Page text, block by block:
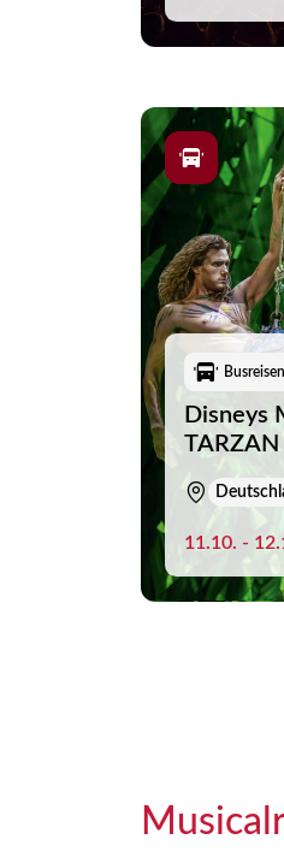
Busreisen
Disneys
TARZAN
11.10. -